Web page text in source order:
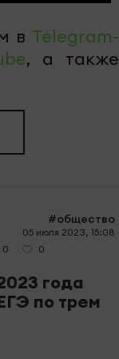
в Telegram-
, а также
#общество
05 июля 2023, 15:08
0 0
года
по трем